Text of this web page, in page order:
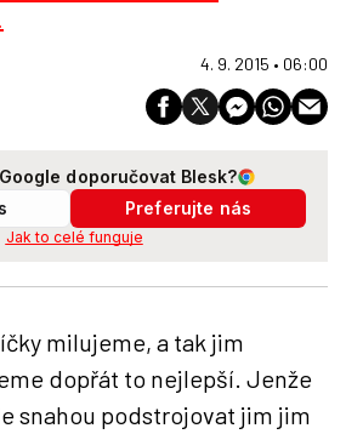
4. 9. 2015 • 06:00
doporučovat Blesk?
Preferujte nás
Jak to celé funguje
milujeme, a tak jim
dopřát to nejlepší. Jenže
snahou podstrojovat jim jim